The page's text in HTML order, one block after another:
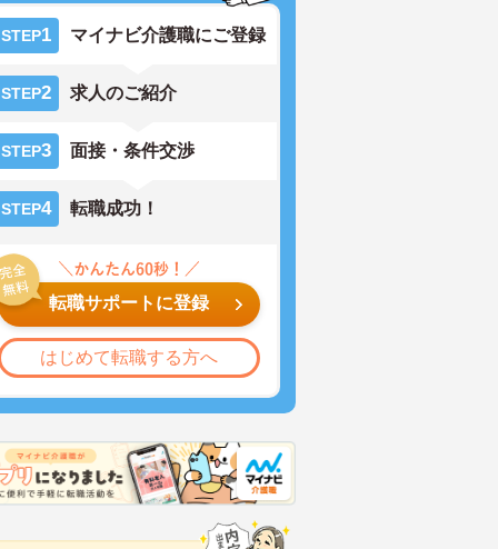
STEP1 マイナビ介護職にご登録
STEP2 求人のご紹介
STEP3 面接・条件交渉
STEP4 転職成功！
転職サポートに登録
はじめて転職する方へ